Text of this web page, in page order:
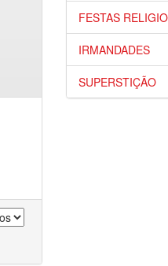
FESTAS
IRMANDADES
SUPERSTIÇÃO